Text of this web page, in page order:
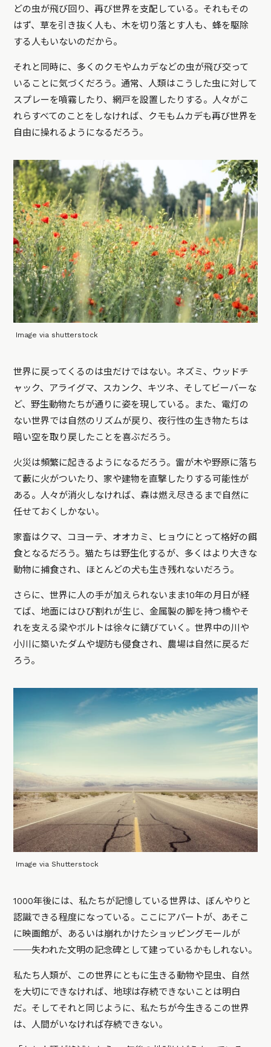
どの虫が飛び回り、再び世界を支配している。それもその
はず、草を引き抜く人も、木を切り落とす人も、蜂を駆除
する人もいないのだから。
それと同時に、多くのクモやムカデなどの虫が飛び交って
いることに気づくだろう。通常、人類はこうした虫に対して
スプレーを噴霧したり、網戸を設置したりする。人々がこ
れらすべてのことをしなければ、クモもムカデも再び世界を
自由に操れるようになるだろう。
Image via shutterstock
世界に戻ってくるのは虫だけではない。ネズミ、ウッドチ
ャック、アライグマ、スカンク、キツネ、そしてビーバーな
ど、野生動物たちが通りに姿を現している。また、電灯の
ない世界では自然のリズムが戻り、夜行性の生き物たちは
暗い空を取り戻したことを喜ぶだろう。
火災は頻繁に起きるようになるだろう。雷が木や野原に落ち
て藪に火がついたり、家や建物を直撃したりする可能性が
ある。人々が消火しなければ、森は燃え尽きるまで自然に
任せておくしかない。
家畜はクマ、コヨーテ、オオカミ、ヒョウにとって格好の餌
食となるだろう。猫たちは野生化するが、多くはより大きな
動物に捕食され、ほとんどの犬も生き残れないだろう。
さらに、世界に人の手が加えられないまま10年の月日が経
てば、地面にはひび割れが生じ、金属製の脚を持つ橋やそ
れを支える梁やボルトは徐々に錆びていく。世界中の川や
小川に築いたダムや堤防も侵食され、農場は自然に戻るだ
ろう。
Image via Shutterstock
1000年後には、私たちが記憶している世界は、ぼんやりと
認識できる程度になっている。ここにアパートが、あそこ
に映画館が、あるいは崩れかけたショッピングモールが
──失われた文明の記念碑として建っているかもしれない。
私たち人類が、この世界にともに生きる動物や昆虫、自然
を大切にできなければ、地球は存続できないことは明白
だ。そしてそれと同じように、私たちが今生きるこの世界
は、人間がいなければ存続できない。